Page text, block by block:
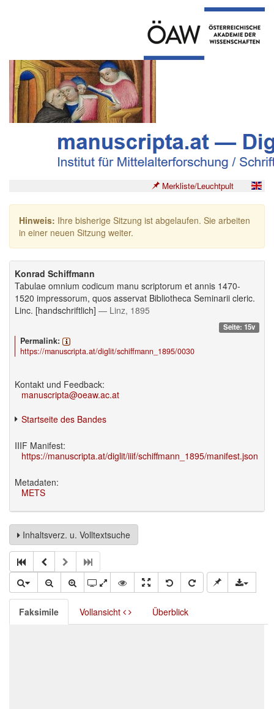
Merkliste/Leuchtpult
Hinweis: Ihre bisherige Sitzung ist abgelaufen. Sie arbeiten
in einer neuen Sitzung weiter.
Konrad Schiffmann
Tabulae omnium codicum manu scriptorum et annis 1470-
1520 impressorum, quos asservat Bibliotheca Seminarii cleric.
Linc. [handschriftlich] — Linz, 1895
Seite: 15v
Permalink:
https://manuscripta.at/diglit/schiffmann_1895/0030
Kontakt und Feedback:
manuscripta@oeaw.ac.at
Startseite des Bandes
IIIF Manifest:
https://manuscripta.at/diglit/iiif/schiffmann_1895/manifest.json
Metadaten:
METS
Inhaltsverz. u. Volltextsuche
Faksimile Vollansicht Überblick